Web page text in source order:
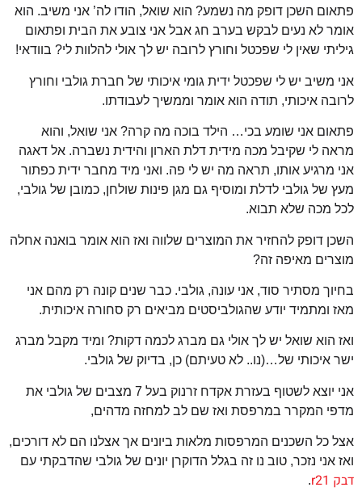
פתאום השכן דופק מה נשמע? הוא שואל, הודו לה’ אני משיב. הוא
אומר לא נעים לבקש בערב חג אבל אני צובע את הבית ופתאום
גיליתי שאין לי שפכטל וחורץ לרובה יש לך אולי להלוות לי? בוודאי!
אני משיב יש לי שפכטל ידית גומי איכותי של חברת גולבי וחורץ
לרובה איכותי, תודה הוא אומר וממשיך לעבודתו.
פתאום אני שומע בכי… הילד בוכה מה קרה? אני שואל, והוא
מראה לי שקיבל מכה מידית דלת הארון והידית נשברה. אל דאגה
אני מרגיע אותו, תראה מה יש לי פה. ואני מיד מחבר ידית כפתור
מעץ של גולבי לדלת ומוסיף גם מגן פינות שולחן, כמובן של גולבי,
לכל מכה שלא תבוא.
השכן דופק להחזיר את המוצרים שלווה ואז הוא אומר בואנה אחלה
מוצרים מאיפה זה?
בחיוך מסתיר סוד, אני עונה, גולבי. כבר שנים קונה רק מהם אני
מאז ומתמיד יודע שהגולביסטים מביאים רק סחורה איכותית.
ואז הוא שואל יש לך אולי גם מברג לכמה דקות? ומיד מקבל מברג
ישר איכותי של…(נו.. לא טעיתם) כן, בדיוק של גולבי.
אני יוצא לשטוף בעזרת אקדח זרנוק בעל 7 מצבים של גולבי את
מדפי המקרר במרפסת ואז שם לב למחזה מדהים,
אצל כל השכנים המרפסות מלאות ביונים אך אצלנו הם לא דורכים,
ואז אני נזכר, טוב נו זה בגלל הדוקרן יונים של גולבי שהדבקתי עם
דבק r21 .